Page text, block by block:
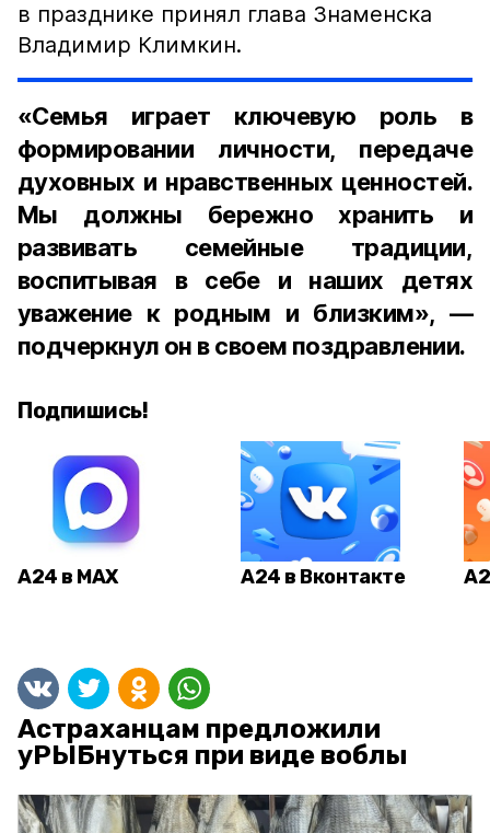
в празднике принял глава Знаменска
Владимир Климкин.
«Семья играет ключевую роль в
формировании личности, передаче
духовных и нравственных ценностей.
Мы должны бережно хранить и
развивать семейные традиции,
воспитывая в себе и наших детях
уважение к родным и близким», —
подчеркнул он в своем поздравлении.
Подпишись!
А24 в MAX А24 в Вконтакте
Астраханцам предложили
уРЫБнуться при виде воблы